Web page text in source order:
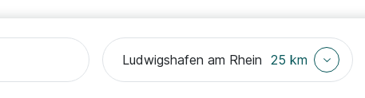
25 km